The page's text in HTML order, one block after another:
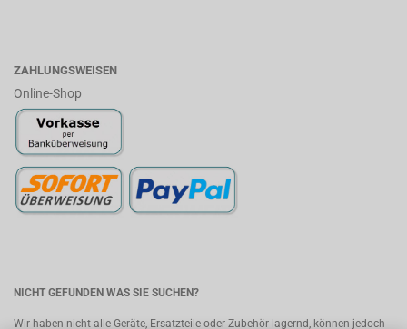
ZAHLUNGSWEISEN
Online-Shop
NICHT GEFUNDEN WAS SIE SUCHEN?
Wir haben nicht alle Geräte, Ersatzteile oder Zubehör lagernd, können jedoch